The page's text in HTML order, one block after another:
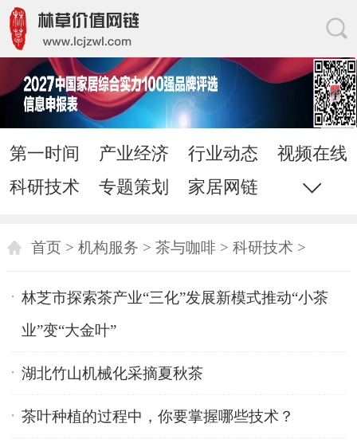
第一时间 产业经济 行业动态
视频在线
科研技术
专题策划 家居网链
网站地图
首页 > 机构服务 > 茶与咖啡> 科研技术>
林芝市探索茶产业“三化”发展新模式推动“小茶
业”变“大金叶”
湖北竹山机械化采摘夏秋茶
茶叶种植的过程中，你要掌握哪些技术？